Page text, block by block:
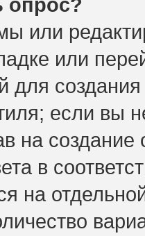
или
или
для
если вы
на
в
на